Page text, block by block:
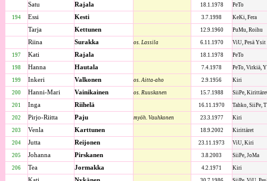
Satu Rajala 18.1.1978 PeTo
194 Essi Kesti 3.7.1998 KeKi, Fera
Tarja Kettunen 12.9.1960 PuMu, Roihu
Riina Surakka os. Lassila 6.11.1970 ViU, Pesä Ysit
197 Kati Rajala 18.1.1978 PeTo
198 Hanna Hautala 7.4.1978 PeTo, Virkiä,
199 Inkeri Valkonen os. Aitta-aho 2.9.1956 Kiri
200 Hanni-Mari Vainikainen os. Ruuskanen 15.7.1988 SiiPe,
201 Inga Riihelä 16.11.1970 Tahko, SiiPe,
202 Pirjo-Riitta Paju myöh. Vauhkonen 23.3.1977 Kiri
203 Venla Karttunen 18.9.2002 Kirittäret
204 Jutta Reijonen 23.11.1973 ViU, Kiri
205 Johanna Pirskanen 3.8.2003 SiiPe, JoMa
206 Tea Jormakka 4.2.1971 Kiri